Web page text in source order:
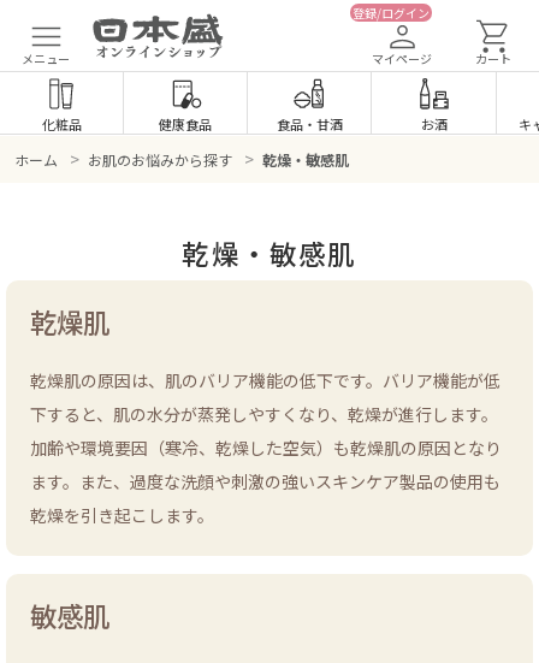
メニュー
登録/ログイン
マイページ カート
化粧品 健康食品 食品・ 甘酒 お酒 キ
ホーム > お肌のお悩みから探す > 乾燥・敏感肌
乾燥・敏感肌
乾燥肌
乾燥肌の原因は、肌のバリア機能の低下です。バリア機能が低
下すると、肌の水分が蒸発しやすくなり、乾燥が進行します。
加齢や環境要因（寒冷、乾燥した空気）も乾燥肌の原因となり
ます。また、過度な洗顔や刺激の強いスキンケア製品の使用も
乾燥を引き起こします。
敏感肌